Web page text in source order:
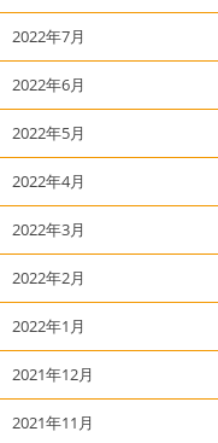
2022年7月
2022年6月
2022年5月
2022年4月
2022年3月
2022年2月
2022年1月
2021年12月
2021年11月